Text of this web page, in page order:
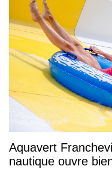
Aquavert
nautique ouvre